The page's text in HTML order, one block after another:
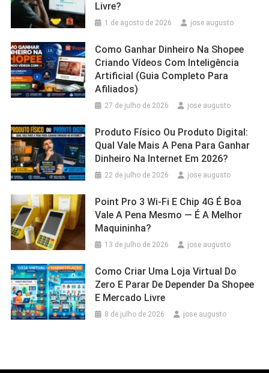
Livre?
1 de agosto de 2026 jose augusto
Como Ganhar Dinheiro Na Shopee
Criando Vídeos Com Inteligência
Artificial (Guia Completo Para
Afiliados)
27 de julho de 2026 jose augusto
Produto Físico Ou Produto Digital:
Qual Vale Mais A Pena Para Ganhar
Dinheiro Na Internet Em 2026?
22 de julho de 2026 jose augusto
Point Pro 3 Wi‑Fi E Chip 4G É Boa
Vale A Pena Mesmo — É A Melhor
Maquininha?
13 de julho de 2026 jose augusto
Como Criar Uma Loja Virtual Do
Zero E Parar De Depender Da Shopee
E Mercado Livre
8 de julho de 2026 jose augusto